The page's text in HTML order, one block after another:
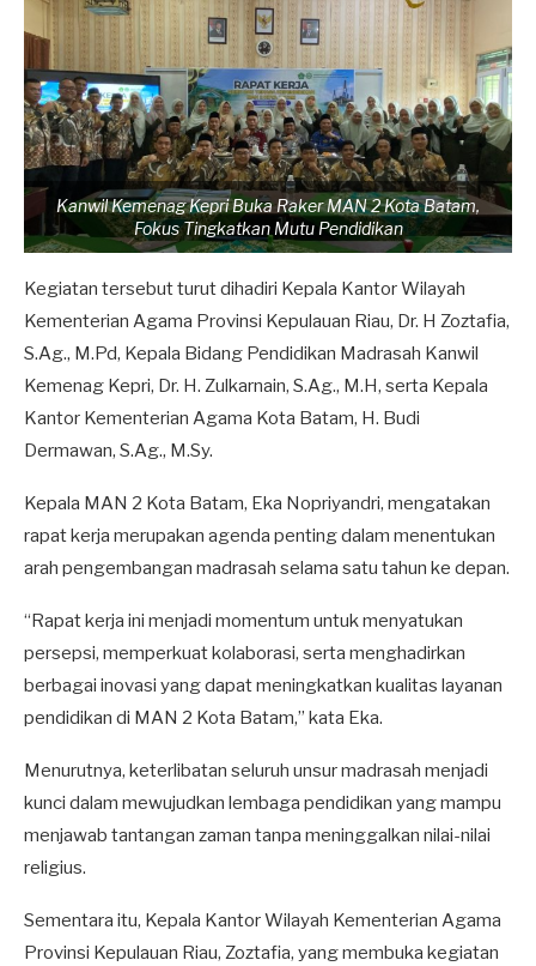
Kanwil Kemenag Kepri Buka Raker MAN 2 Kota Batam,
Fokus Tingkatkan Mutu Pendidikan
Kegiatan tersebut turut dihadiri Kepala Kantor Wilayah
Kementerian Agama Provinsi Kepulauan Riau, Dr. H Zoztafia,
S.Ag., M.Pd, Kepala Bidang Pendidikan Madrasah Kanwil
Kemenag Kepri, Dr. H. Zulkarnain, S.Ag., M.H, serta Kepala
Kantor Kementerian Agama Kota Batam, H. Budi
Dermawan, S.Ag., M.Sy.
Kepala MAN 2 Kota Batam, Eka Nopriyandri, mengatakan
rapat kerja merupakan agenda penting dalam menentukan
arah pengembangan madrasah selama satu tahun ke depan.
“Rapat kerja ini menjadi momentum untuk menyatukan
persepsi, memperkuat kolaborasi, serta menghadirkan
berbagai inovasi yang dapat meningkatkan kualitas layanan
pendidikan di MAN 2 Kota Batam,” kata Eka.
Menurutnya, keterlibatan seluruh unsur madrasah menjadi
kunci dalam mewujudkan lembaga pendidikan yang mampu
menjawab tantangan zaman tanpa meninggalkan nilai-nilai
religius.
Sementara itu, Kepala Kantor Wilayah Kementerian Agama
Provinsi Kepulauan Riau, Zoztafia, yang membuka kegiatan